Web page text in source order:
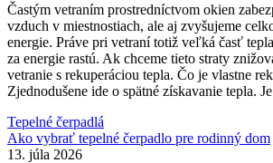
Častým vetraním prostredníctvom okien
vzduch v miestnostiach, ale aj zvyšujeme
energie. Práve pri vetraní totiž veľká časť
za energie rastú. Ak chceme tieto straty
vetranie s rekuperáciou tepla. Čo je vlastne
Zjednodušene ide o spätné získavanie tepla.
Tepelné čerpadlá
Ako vybrať tepelné čerpadlo pre rodinný dom
13. júla 2026